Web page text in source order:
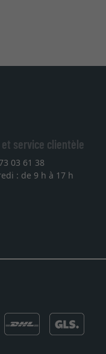
une lithographie, je
livraison dans les
et service clientèle
03 61 38
: de 9 h à 17 h